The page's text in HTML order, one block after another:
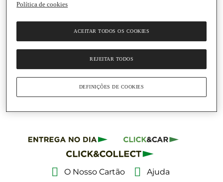
Adicionar
Kalios
O Nosso Cartão Ajuda
Política de cookies
REJEITAR TODOS
ACEITAR TODOS OS COOKIES
DEFINIÇÕES DE COOKIES